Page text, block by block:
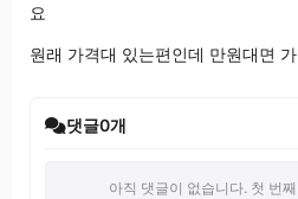
요
원래 가격대 있는편인데 만원대면
댓글0개
아직 댓글이 없습니다. 첫 번